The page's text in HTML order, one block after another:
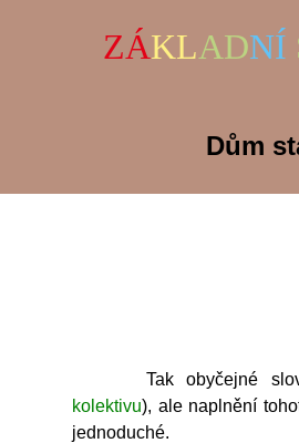
ZÁKLADNÍ
Dům
Tak obyčejné
kolektivu), ale naplnění
jednoduché.